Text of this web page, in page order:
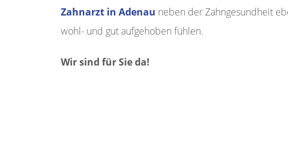
Zahnarzt in Adenau neben der Zahngesundheit
wohl- und gut aufgehoben fühlen.
Wir sind für Sie da!